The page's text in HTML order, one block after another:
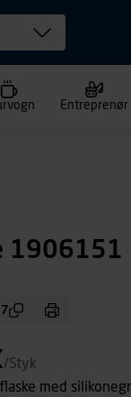
Entreprenør
1906151
/Styk
med